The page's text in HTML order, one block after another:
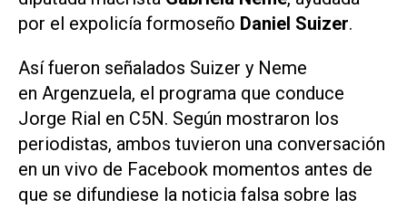
por el expolicía formoseño Daniel Suizer.
Así fueron señalados Suizer y Neme
en Argenzuela, el programa que conduce
Jorge Rial en C5N. Según mostraron los
periodistas, ambos tuvieron una conversación
en un vivo de Facebook momentos antes de
que se difundiese la noticia falsa sobre las